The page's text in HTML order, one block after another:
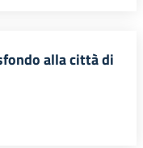
alla città di